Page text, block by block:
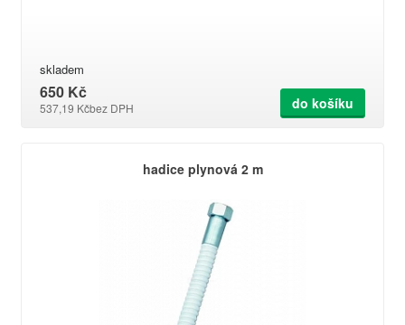
skladem
650 Kč
537,19 Kčbez DPH do košíku
hadice plynová 2 m